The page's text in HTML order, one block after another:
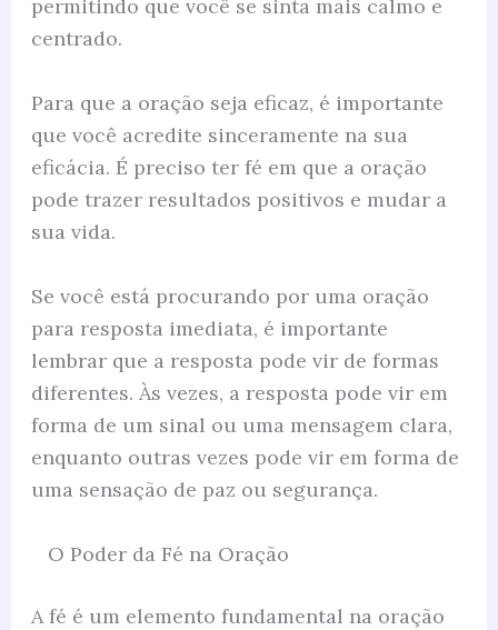
permitindo que você se sinta mais calmo e
centrado.
Para que a oração seja eficaz, é importante
que você acredite sinceramente na sua
eficácia. É preciso ter fé em que a oração
pode trazer resultados positivos e mudar a
sua vida.
Se você está procurando por uma oração
para resposta imediata, é importante
lembrar que a resposta pode vir de formas
diferentes. Às vezes, a resposta pode vir em
forma de um sinal ou uma mensagem clara,
enquanto outras vezes pode vir em forma de
uma sensação de paz ou segurança.
O Poder da Fé na Oração
A fé é um elemento fundamental na oração